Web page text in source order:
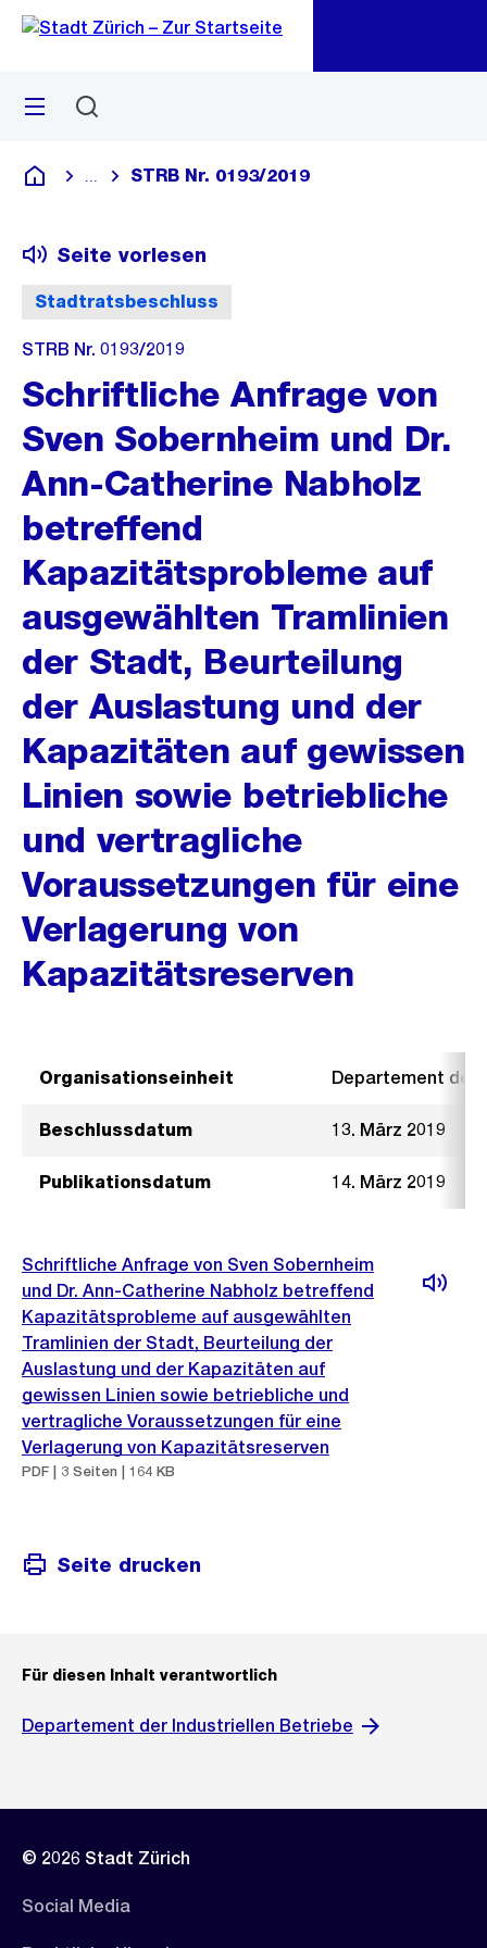
Navigation
Sprunglink
Menü
Deutsch
Blende alle Breadcrumbs ein
STRB Nr. 0193/2019
Stadtratsbeschluss
Seite vorlesen
STRB Nr. 0193/2019
Schriftliche Anfrage von
Sven Sobernheim und Dr.
Ann-Catherine Nabholz
betreffend
Kapazitätsprobleme auf
ausgewählten Tramlinien
der Stadt, Beurteilung
der Auslastung und der
Kapazitäten auf gewissen
Linien sowie betriebliche
und vertragliche
Voraussetzungen für eine
Verlagerung von
Kapazitätsreserven
Organisationseinheit Departement der
Beschlussdatum 13. März 2019
Publikationsdatum 14. März 2019
Schriftliche Anfrage von Sven Sobernheim
und Dr. Ann-Catherine Nabholz betreffend
Kapazitätsprobleme auf ausgewählten
Tramlinien der Stadt, Beurteilung der
Auslastung und der Kapazitäten auf
gewissen Linien sowie betriebliche und
vertragliche Voraussetzungen für eine
Verlagerung von Kapazitätsreserven
PDF | 3 Seiten | 164 KB
Seite drucken
Für diesen Inhalt verantwortlich
Departement der Industriellen Betriebe
© 2026 Stadt Zürich
Social Media